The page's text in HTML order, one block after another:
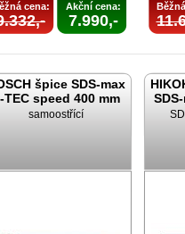
cena: Akční cena:
7.990,-
špice SDS-max
TEC speed 400 mm
samoostřící